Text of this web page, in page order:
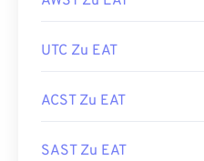
UTC Zu EAT
ACST Zu EAT
SAST Zu EAT